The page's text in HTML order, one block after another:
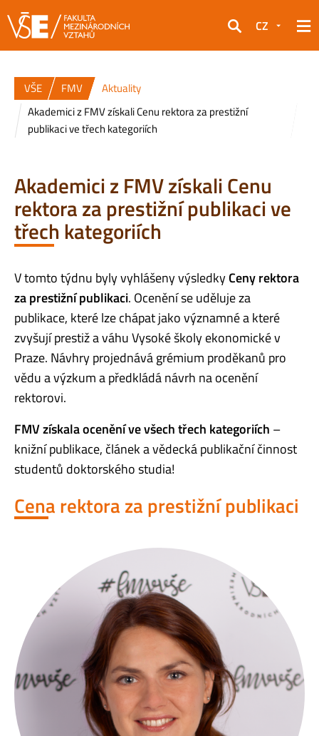
Hledat
CZ
VŠE FMV
Aktuality
Akademici z FMV získali Cenu rektora za prestižní
publikaci ve třech kategoriích
Akademici z FMV získali Cenu
rektora za prestižní publikaci ve
třech kategoriích
V tomto týdnu byly vyhlášeny výsledkyCeny rektora
za prestižní publikaci. Ocenění se uděluje za
publikace, které lze chápat jako významné a které
zvyšují prestiž a váhu Vysoké školy ekonomické v
Praze. Návhry projednává grémium proděkanů pro
vědu a výzkum a předkládá návrh na ocenění
rektorovi.
FMV získala ocenění ve všech třech kategoriích –
knižní publikace, článek a vědecká publikační činnost
studentů doktorského studia!
Cena rektora za prestižní publikaci